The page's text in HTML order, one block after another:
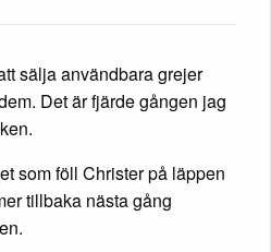
sälja användbara grejer
Det är fjärde gången jag
som föll Christer på läppen
tillbaka nästa gång